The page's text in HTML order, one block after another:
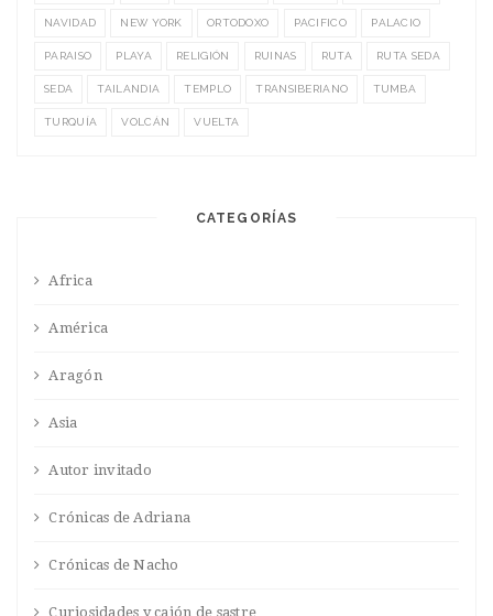
NAVIDAD NEW YORK ORTODOXO PACIFICO PALACIO
PARAISO PLAYA RELIGIÓN RUINAS RUTA RUTA SEDA
SEDA TAILANDIA TEMPLO TRANSIBERIANO TUMBA
TURQUÍA VOLCÁN VUELTA
CATEGORÍAS
Africa
América
Aragón
Asia
Autor invitado
Crónicas de Adriana
Crónicas de Nacho
Curiosidades y cajón de sastre